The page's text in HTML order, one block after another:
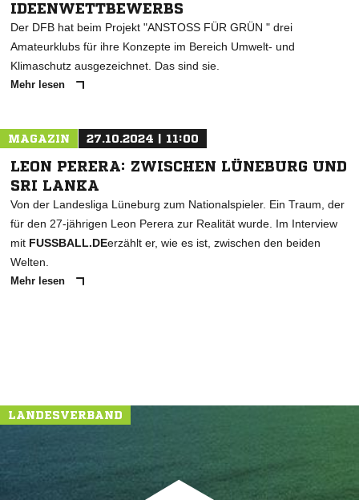
IDEENWETTBEWERBS
Der DFB hat beim Projekt "ANSTOSS FÜR GRÜN " drei
Amateurklubs für ihre Konzepte im Bereich Umwelt- und
Klimaschutz ausgezeichnet. Das sind sie.
Mehr lesen
MAGAZIN 27.10.2024 | 11:00
LEON PERERA: ZWISCHEN LÜNEBURG UND
SRI LANKA
Von der Landesliga Lüneburg zum Nationalspieler. Ein Traum, der
für den 27-jährigen Leon Perera zur Realität wurde. Im Interview
mit FUSSBALL.DEerzählt er, wie es ist, zwischen den beiden
Welten.
Mehr lesen
LANDESVERBAND